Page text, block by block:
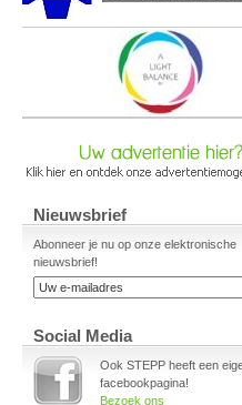
Nieuwsbrief
Abonneer je nu op onze elektronische
nieuwsbrief!
Social Media
Ook STEPP heeft een
facebookpagina!
Bezoek ons